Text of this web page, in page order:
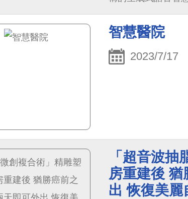
附醫運用微軟（
AI引擎應用在台灣
護人員更專注於患
智慧醫院
2023/7/17
「超音波
房重建後
出 恢復美麗